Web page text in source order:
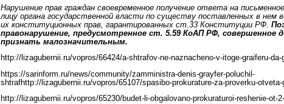
Нарушение прав граждан своевременное получение ответа на
лицу органа государственной власти по существу поставленных в нем
их конституционных прав, гарантированных ст.33 Конституции РФ.
правонарушение, предусмотренное ст. 5.59 КоАП РФ, совершенное
признать малозначительным.
http://lizagubernii.ru/vopros/66424/a-shtrafov-ne-naznacheno-v-itoge-graiferu-da-
https://sarinform.ru/news/community/zamministra-denis-grayfer-poluchil-
shtrafhttp://lizagubernii.ru/vopros/65107/spasibo-prokurature-za-proverku-otveta-
http://lizagubernii.ru/vopros/65230/budet-li-obgalovano-prokuraturoi-reshenie-ot-